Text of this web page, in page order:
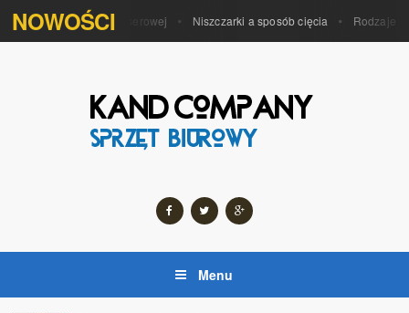
NOWOŚCI
kart historii drukarki laserowej Niszczarki a sposób cięcia Rodzaje
Menu